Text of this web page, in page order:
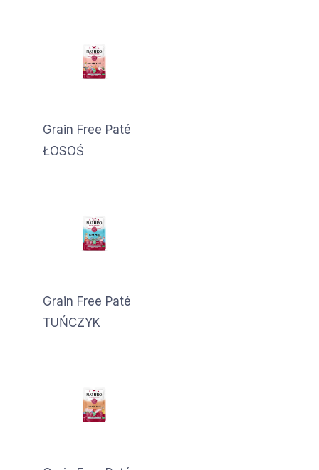
Grain Free Paté
ŁOSOŚ
Grain Free Paté
TUŃCZYK